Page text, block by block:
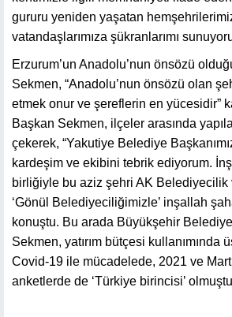
gururu yeniden yaşatan
vatandaşlarımıza şükranlarımı
Erzurum’un Anadolu’nun önsözü
Sekmen, “Anadolu’nun önsözü olan
etmek onur ve şereflerin en yücesidir”
Başkan Sekmen, ilçeler arasında
çekerek, “Yakutiye Belediye
kardeşim ve ekibini tebrik ediyorum.
birliğiyle bu aziz şehri AK Belediyecilik
‘Gönül Belediyeciliğimizle’ inşallah
konuştu. Bu arada Büyükşehir
Sekmen, yatırım bütçesi kullanımında
Covid-19 ile mücadelede, 2021 ve Mart
anketlerde de ‘Türkiye birincisi’